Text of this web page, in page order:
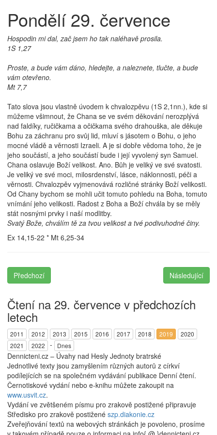
Pondělí 29. července
Hospodin mi dal, zač jsem ho tak naléhavě prosila.
1S 1,27
Proste, a bude vám dáno, hledejte, a naleznete, tlučte, a bude
vám otevřeno.
Mt 7,7
Tato slova jsou vlastně úvodem k chvalozpěvu (1S 2,1nn.), kde si
můžeme všimnout, že Chana se ve svém děkování nerozplývá
nad faldíky, ručičkama a očičkama svého drahouška, ale děkuje
Bohu za záchranu pro svůj lid, mluví s jásotem o Bohu, o jeho
mocné vládě a věrnosti Izraeli. A je si dobře vědoma toho, že je
jeho součástí, a jeho součástí bude i její vyvolený syn Samuel.
Chana oslavuje Boží velikost. Ano. Bůh je veliký ve své svatosti.
Je veliký ve své moci, milosrdenství, lásce, náklonnosti, péči a
věrnosti. Chvalozpěv vyjmenovává rozličné stránky Boží velikosti.
Od Chany bychom se mohli učit tomuto pohledu na Boha, tomuto
vnímání jeho velikosti. Radost z Boha a Boží chvála by se měly
stát nosnými prvky i naší modlitby.
Svatý Bože, chválím tě za tvou velikost a tvé podivuhodné činy.
Ex 14,15-22 * Mt 6,25-34
Předchozí Následující
Čtení na 29. července v předchozích
letech
2011 2012 2013 2015 2016 2017 2018 2019
2020
2021
2022 - Dnes
Dennicteni.cz – Úvahy nad Hesly Jednoty bratrské
Jednotlivé texty jsou zamyšlením různých autorů z církví
podílejících se na společném vydávání publikace Denní čtení.
Černotiskové vydání nebo e-knihu můžete zakoupit na
www.usvit.cz.
Vydání ve zvětšeném písmu pro zrakově postižené připravuje
Středisko pro zrakově postižené szp.diakonie.cz
Zveřejňování textů na webových stránkách je povoleno, prosíme